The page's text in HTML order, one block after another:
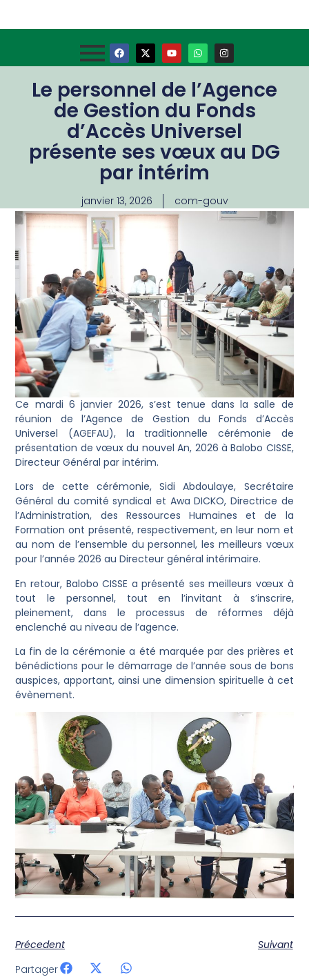
Le personnel de l’Agence
de Gestion du Fonds
d’Accès Universel
présente ses vœux au DG
par intérim
janvier 13, 2026 com-gouv
Ce mardi 6 janvier 2026, s’est tenue dans la salle de
réunion de l’Agence de Gestion du Fonds d’Accès
Universel (AGEFAU), la traditionnelle cérémonie de
présentation de vœux du nouvel An, 2026 à Balobo CISSE,
Directeur Général par intérim.
Lors de cette cérémonie, Sidi Abdoulaye, Secrétaire
Général du comité syndical et Awa DICKO, Directrice de
l’Administration, des Ressources Humaines et de la
Formation ont présenté, respectivement, en leur nom et
au nom de l’ensemble du personnel, les meilleurs vœux
pour l’année 2026 au Directeur général intérimaire.
En retour, Balobo CISSE a présenté ses meilleurs vœux à
tout le personnel, tout en l’invitant à s’inscrire,
pleinement, dans le processus de réformes déjà
enclenché au niveau de l’agence.
La fin de la cérémonie a été marquée par des prières et
bénédictions pour le démarrage de l’année sous de bons
auspices, apportant, ainsi une dimension spirituelle à cet
évènement.
Précedent
Suivant
Partager